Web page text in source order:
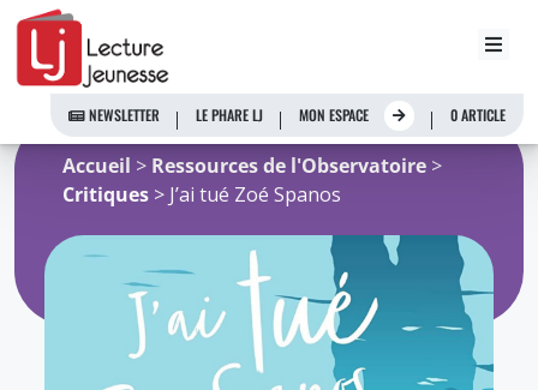
Aller
contenu
NEWSLETTER LE PHARE LJ MON ESPACE 0 ARTICLE
Accueil > Ressources de l'Observatoire >
Critiques > J’ai tué Zoé Spanos